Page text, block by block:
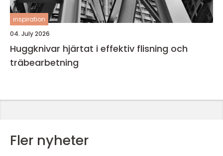
inspiration
04. July 2026
Huggknivar hjärtat i effektiv flisning och
träbearbetning
Fler nyheter